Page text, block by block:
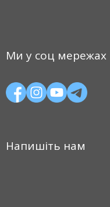
Ми у соц мережах
Напишіть нам